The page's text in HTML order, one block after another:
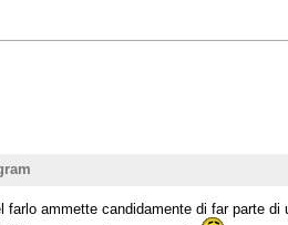
farlo ammette candidamente di far parte